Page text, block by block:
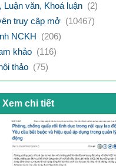
Luận văn, Khoá luận (2)
truy cập mở (10467)
NCKH (206)
khảo (116)
thảo (75)
Xem chi tiết